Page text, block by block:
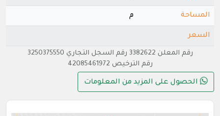
المساحة م
السعر
رقم المعلن 3382622 رقم السجل التجاري 3250375550
رقم الترخيص 42085461972
الحصول على المزيد من المعلومات